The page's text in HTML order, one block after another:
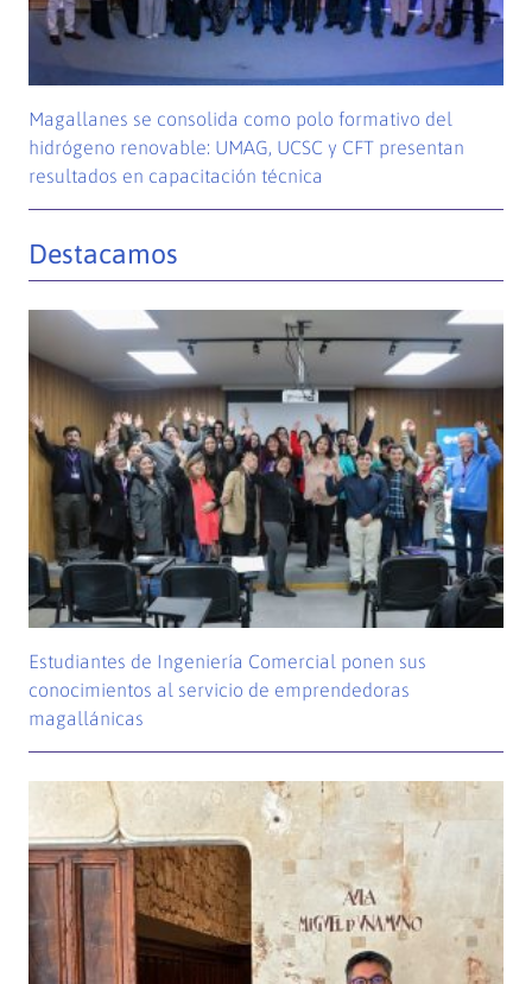
Magallanes se consolida como polo formativo del
hidrógeno renovable: UMAG, UCSC y CFT presentan
resultados en capacitación técnica
Destacamos
Estudiantes de Ingeniería Comercial ponen sus
conocimientos al servicio de emprendedoras
magallánicas